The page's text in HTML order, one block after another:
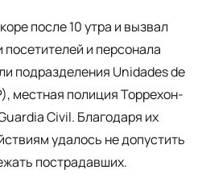
после 10 утра и вызвал
и персонала
подразделения Unidades de
местная полиция Торрехон-
Civil. Благодаря их
удалось не допустить
пострадавших.